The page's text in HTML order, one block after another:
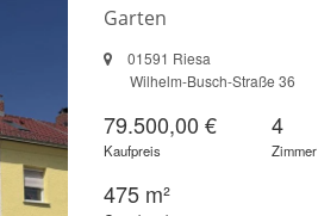
Garten
01591 Riesa
Wilhelm-Busch-Straße 36
79.500,00 €
Kaufpreis
4
Zimmer
475 m²